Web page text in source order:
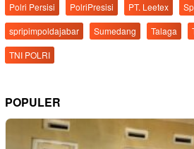
Polri Persisi
PolriPresisi PT. Leetex
spripimpoldajabar
Sumedang Talaga
TNI POLRI
POPULER